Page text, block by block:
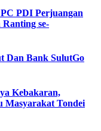
PDI Perjuangan
se-
Dan Bank SulutGo
Kebakaran,
Masyarakat Tondei